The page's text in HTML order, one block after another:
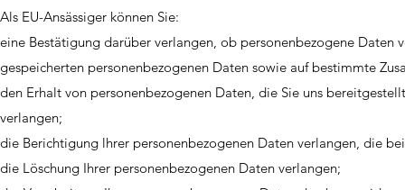
Als EU-Ansässiger können Sie:
eine Bestätigung darüber verlangen, ob personenbezogene
gespeicherten personenbezogenen Daten sowie auf bestimmte
den Erhalt von personenbezogenen Daten, die Sie uns
verlangen;
die Berichtigung lhrer personenbezogenen Daten verlangen, die
die Löschung Ihrer personenbezogenen Daten verlangen;